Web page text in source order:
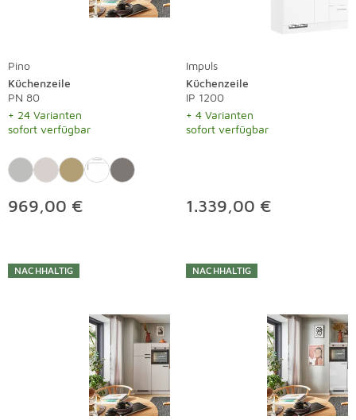
Pino
Küchenzeile
PN 80
+ 24 Varianten
sofort verfügbar
969,00 €
Impuls
Küchenzeile
IP 1200
+ 4 Varianten
sofort verfügbar
1.339,00 €
NACHHALTIG NACHHALTIG